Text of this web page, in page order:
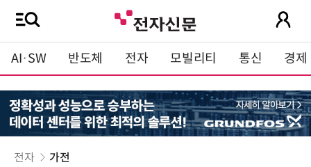
AI·SW 반도체 전자 모빌리티 통신 경제
전자 가전